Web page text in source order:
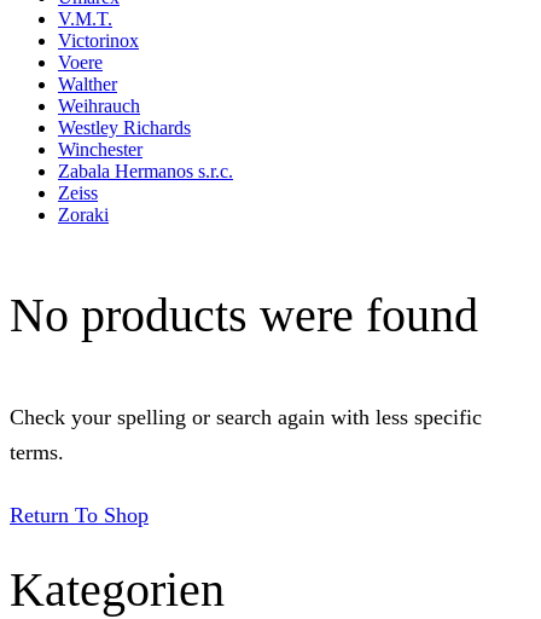
V.M.T.
Victorinox
Voere
Walther
Weihrauch
Westley Richards
Winchester
Zabala Hermanos s.r.c.
Zeiss
Zoraki
No products were found
Check your spelling or search again with less specific
terms.
Return To Shop
Kategorien